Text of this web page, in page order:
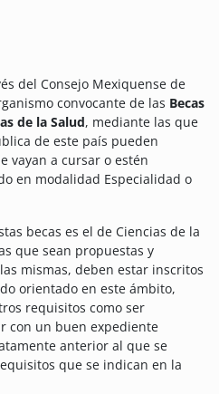
del Consejo Mexiquense de
convocante de las Becas
de la Salud, mediante las que
de este país pueden
vayan a cursar o estén
en modalidad Especialidad o
becas es el de Ciencias de la
que sean propuestas y
mismas, deben estar inscritos
orientado en este ámbito,
requisitos como ser
con un buen expediente
anterior al que se
que se indican en la